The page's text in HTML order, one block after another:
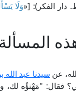
وَلَا
المسألة
عن سيدنا عبد
فقال: "مَهْنؤُه